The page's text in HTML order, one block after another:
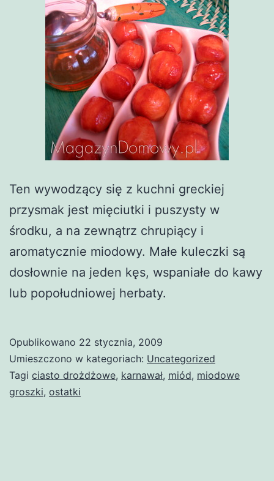
Ten wywodzący się z kuchni greckiej
przysmak jest mięciutki i puszysty w
środku, a na zewnątrz chrupiący i
aromatycznie miodowy. Małe kuleczki są
dosłownie na jeden kęs, wspaniałe do kawy
lub popołudniowej herbaty.
Opublikowano 22 stycznia, 2009
Umieszczono w kategoriach: Uncategorized
Tagi ciasto drożdżowe, karnawał, miód, miodowe
groszki, ostatki